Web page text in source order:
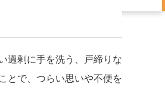
過剰に手を洗う、戸締りな
とで、つらい思いや不便を